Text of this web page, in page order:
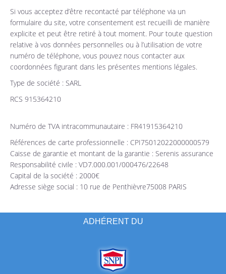
Si vous acceptez d’être recontacté par téléphone via un
formulaire du site, votre consentement est recueilli de manière
explicite et peut être retiré à tout moment. Pour toute question
relative à vos données personnelles ou à l’utilisation de votre
numéro de téléphone, vous pouvez nous contacter aux
coordonnées figurant dans les présentes mentions légales.
Type de société : SARL
RCS 915364210
Numéro de TVA intracommunautaire : FR41915364210
Références de carte professionnelle : CPI75012022000000579
Caisse de garantie et montant de la garantie : Serenis assurance
Responsabilité civile : VD7.000.001/000476/22648
Capital de la société : 2000€
Adresse siège social : 10 rue de Penthièvre75008 PARIS
ADHÉRENT DU